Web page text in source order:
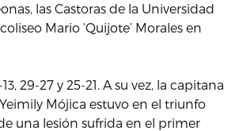
las Castoras de la Universidad
Mario ‘Quijote’ Morales en
29-27 y 25-21. A su vez, la capitana
Mójica estuvo en el triunfo
una lesión sufrida en el primer